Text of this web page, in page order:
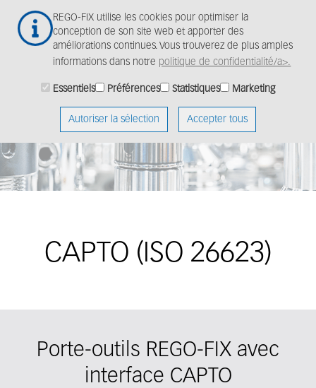
REGO-FIX utilise les cookies pour optimiser la
conception de son site web et apporter des
améliorations continues. Vous trouverez de plus amples
informations dans notre politique de confidentialité/a>.
Essentiels Préférences Statistiques Marketing
Autoriser la sélection Accepter tous
contenu
CAPTO (ISO 26623)
Porte-outils REGO-FIX avec
interface CAPTO